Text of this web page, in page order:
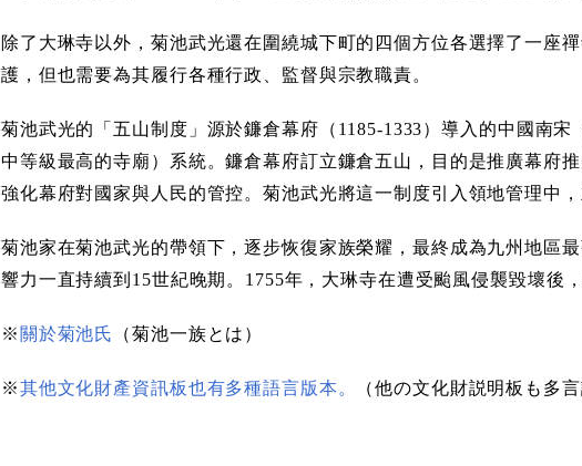
除了大琳寺以外，菊池武光還在圍繞城下町的四個方位各選擇了一座
護，但也需要為其履行各種行政、監督與宗教職責。
菊池武光的「五山制度」源於鐮倉幕府（1185-1333）導入的中國南
中等級最高的寺廟）系統。鐮倉幕府訂立鐮倉五山，目的是推廣幕府
強化幕府對國家與人民的管控。菊池武光將這一制度引入領地管理中
菊池家在菊池武光的帶領下，逐步恢復家族榮耀，最終成為九州地區
響力一直持續到15世紀晚期。1755年，大琳寺在遭受颱風侵襲毀壞後
※關於菊池氏 （菊池一族とは）
※其他文化財產資訊板也有多種語言版本。 （他の文化財説明板も多